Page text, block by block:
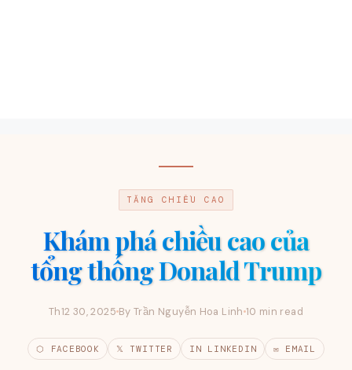
TĂNG CHIỀU CAO
Khám phá chiều cao của
tổng thống Donald Trump
Th12 30, 2025 By Trần Nguyễn Hoa Linh 10 min read
⬡ FACEBOOK 𝕏 TWITTER IN LINKEDIN ✉ EMAIL